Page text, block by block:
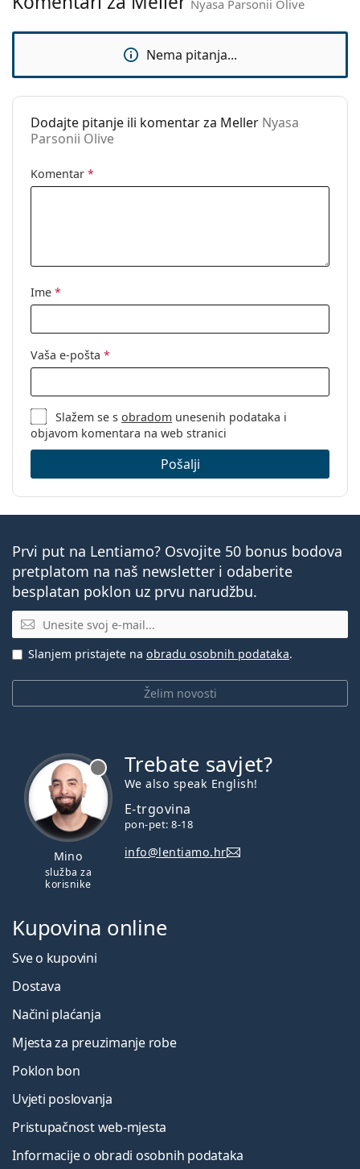
Upotreba:
Moda
Nyasa Parsonii Olive
Nema pitanja...
Dodajte pitanje ili komentar za Meller Nyasa
Parsonii Olive
Komentar *
Ime *
Vaša e-pošta *
Slažem se sobradom unesenih podataka i
objavom komentara na web stranici
Pošalji
Prvi put na Lentiamo? Osvojite 50 bonus bodova
pretplatom na naš newsletter i odaberite
besplatan poklon uz prvu narudžbu.
E-mail
Želim novosti
Slanjem pristajete na obradu osobnih podataka.
Mino
služba za
korisnike
Trebate savjet?
We also speak English!
E-trgovina
pon-pet: 8-18
info@lentiamo.hr
Kupovina online
Sve o kupovini
Dostava
Načini plaćanja
Mjesta za preuzimanje robe
Poklon bon
Uvjeti poslovanja
Pristupačnost web-mjesta
Informacije o obradi osobnih podataka